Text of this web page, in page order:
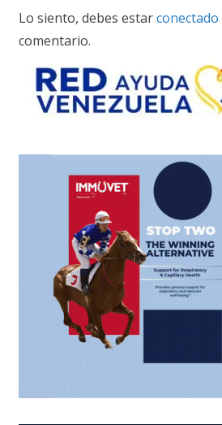
Lo siento, debes estarconectado
comentario.